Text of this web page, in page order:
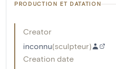
PRODUCTION ET DATATION
Creator
inconnu(sculpteur)
Creation date